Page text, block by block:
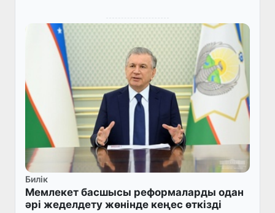
Билік
Мемлекет басшысы реформаларды одан
әрі жеделдету жөнінде кеңес өткізді